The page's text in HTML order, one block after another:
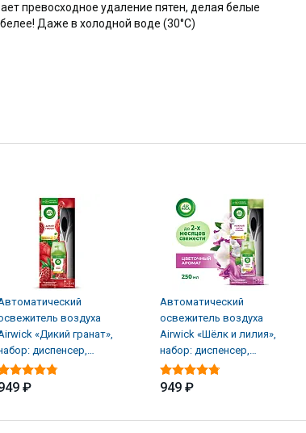
превосходное удаление пятен, делая белые
Даже в холодной воде (30°С)
воздуха
«Дикий гранат»,
диспенсер,
баллон (4 шт/
₽
Автоматический
освежитель воздуха
Airwick «Шёлк и лилия»,
набор: диспенсер,
батарейки, баллон (4 шт/
949 ₽